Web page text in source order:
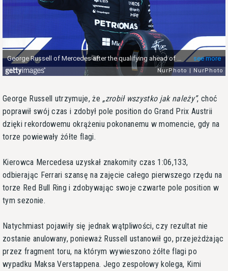
George Russell utrzymuje, że zrobił wszystko jak należy , choć
poprawił swój czas i zdobył pole position do Grand Prix Austrii
dzięki rekordowemu okrążeniu pokonanemu w momencie, gdy na
torze powiewały żółte flagi.
Kierowca Mercedesa uzyskał znakomity czas 1:06,133,
odbierając Ferrari szansę na zajęcie całego pierwszego rzędu na
torze Red Bull Ring i zdobywając swoje czwarte pole position w
tym sezonie.
Natychmiast pojawiły się jednak wątpliwości, czy rezultat nie
zostanie anulowany, ponieważ Russell ustanowił go, przejeżdżając
przez fragment toru, na którym wywieszono żółte flagi po
wypadku Maksa Verstappena. Jego zespołowy kolega, Kimi